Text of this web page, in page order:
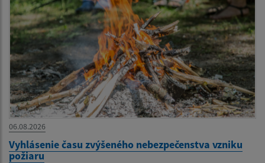
06.08.2026
Vyhlásenie času zvýšeného nebezpečenstva vzniku
požiaru